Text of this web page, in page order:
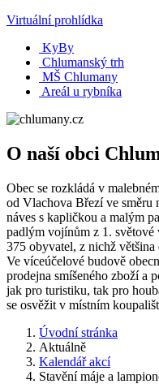
Virtuální prohlídka
KyBy
Chlumanský trh
MŠ Chlumany
Areál u rybníka
O naší obci
Obec se rozkládá v
od Vlachova Březí ve směru
náves s kapličkou a malým
padlým vojínům z 1. světové
375 obyvatel, z nichž
Ve víceúčelové budově
prodejna smíšeného zboží a
jak pro turistiku, tak pro
se osvěžit v místním
Úvodní stránka
Aktuálně
Kalendář akcí
Stavění máje a